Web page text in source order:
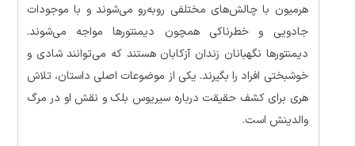
هرمیون با چالش‌های مختلفی روبه‌رو می‌شوند و با موجودات
جادویی و خطرناکی همچون دیمنتورها مواجه می‌شوند.
دیمنتورها نگهبانان زندان آزکابان هستند که می‌توانند شادی و
خوشبختی افراد را بگیرند. یکی از موضوعات اصلی داستان، تلاش
هری برای کشف حقیقت درباره سیریوس بلک و نقش او در مرگ
والدینش است.